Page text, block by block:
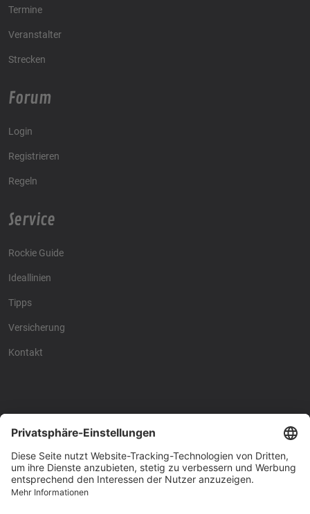
Termine
Veranstalter
Strecken
Forum
Login
Registrieren
Regeln
Service
Rockie Guide
Ideallinien
Tipps
Versicherung
Kontakt
Racing4fun - Alles über
Racing4fun - Alles über